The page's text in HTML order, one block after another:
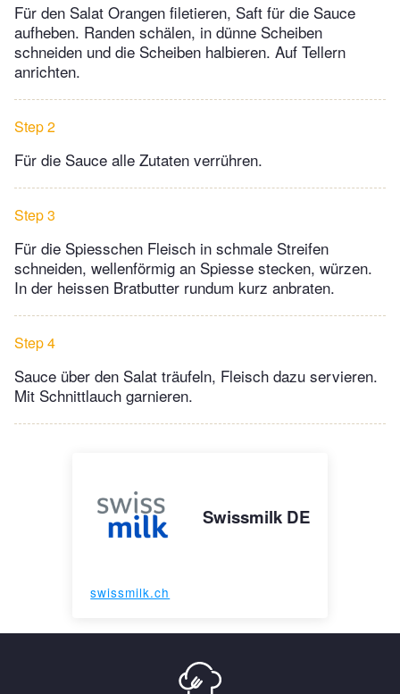
Für den Salat Orangen filetieren, Saft für die Sauce
aufheben. Randen schälen, in dünne Scheiben
schneiden und die Scheiben halbieren. Auf Tellern
anrichten.
Step 2
Für die Sauce alle Zutaten verrühren.
Step 3
Für die Spiesschen Fleisch in schmale Streifen
schneiden, wellenförmig an Spiesse stecken, würzen.
In der heissen Bratbutter rundum kurz anbraten.
Step 4
Sauce über den Salat träufeln, Fleisch dazu servieren.
Mit Schnittlauch garnieren.
Swissmilk DE
swissmilk.ch